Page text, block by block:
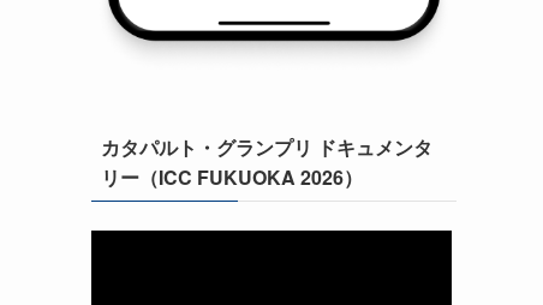
カタパルト・グランプリ ドキュメンタ
リー（ICC FUKUOKA 2026）